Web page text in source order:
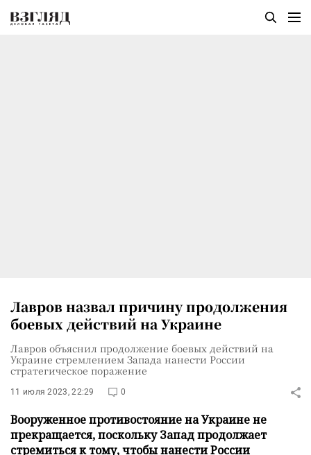
Лавров назвал причину продолжения
боевых действий на Украине
Лавров объяснил продолжение боевых действий на
Украине стремлением Запада нанести России
стратегическое поражение
11 июля 2023, 22:29 0
Вооруженное противостояние на Украине не
прекращается, поскольку Запад продолжает
стремиться к тому, чтобы нанести России